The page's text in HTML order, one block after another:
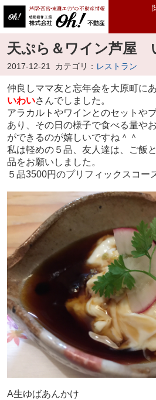
天ぷら＆ワイン芦屋
2017-12-21 カテゴリ： レストラン
仲良しママ友と忘年会を大原町に
いわいさんでしました。
アラカルトやワインとのセットや
あり、その日の様子で食べる量や
ができるのが嬉しいですね＾＾
私は軽めの５品、友人達は、ご飯
品をお願いしました。
５品3500円のプリフィックスコー
A生ゆばあんかけ